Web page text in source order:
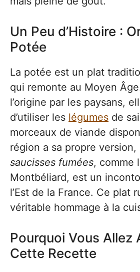
Un Peu d’Histoire :
Potée
La potée est un plat
qui remonte au Moyen
l’origine par les paysans,
d’utiliser les légumes de
morceaux de viande
région a sa propre version,
saucisses fumées, comme
Montbéliard, est un
l’Est de la France. Ce plat
véritable hommage à la
Pourquoi Vous Allez
Cette Recette